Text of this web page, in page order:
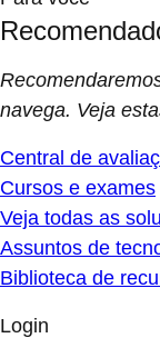
navega. Veja
Central de
Cursos e exames
Veja todas as
Assuntos de
Biblioteca de
Login